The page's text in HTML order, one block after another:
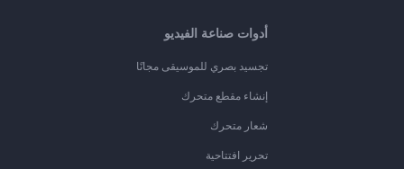
أدوات صناعة الفيديو
تجسيد بصري للموسيقى مجانًا
إنشاء مقطع متحرك
شعار متحرك
تحرير افتتاحية